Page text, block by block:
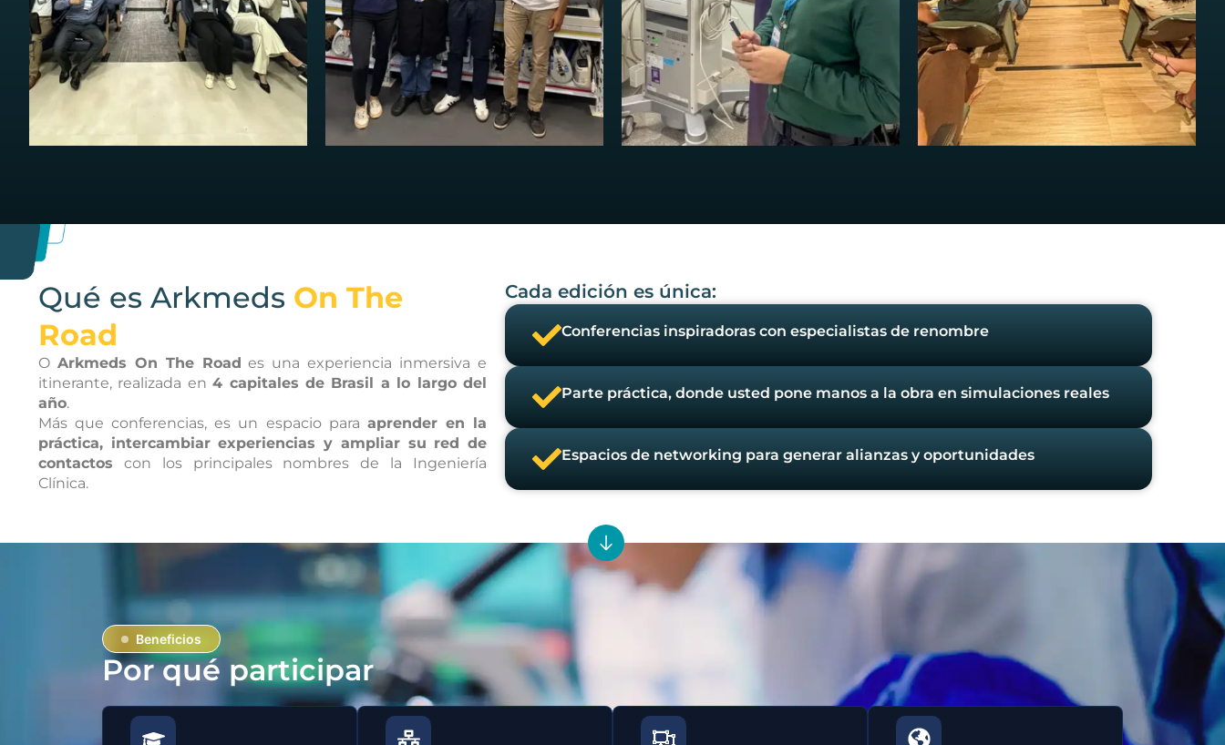
Qué es Arkmeds On The
Road
O Arkmeds On The Road es una experiencia inmersiva e
itinerante, realizada en4 capitales de Brasil a lo largo del
año.
Más que conferencias, es un espacio para aprender en la
práctica, intercambiar experiencias y ampliar su red de
contactos con los principales nombres de la Ingeniería
Clínica.
Cada edición es única:
Conferencias inspiradoras con especialistas de renombre
Parte práctica, donde usted pone manos a la obra en simulaciones reales
Espacios de networking para generar alianzas y oportunidades
Beneficios
Por qué participar